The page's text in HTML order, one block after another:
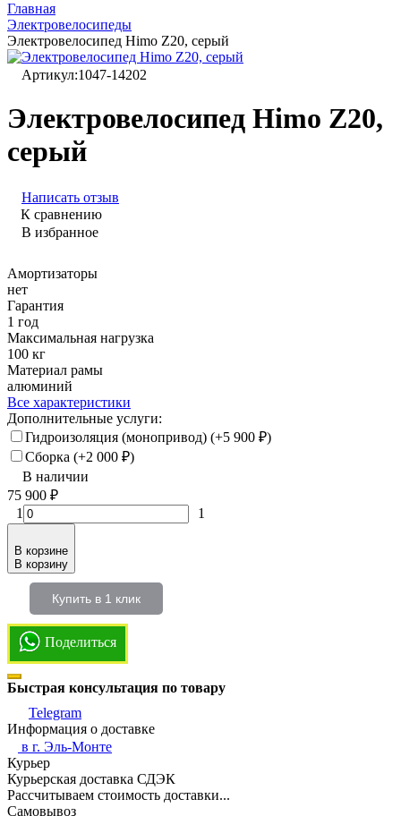
Главная
Электровелосипеды
Электровелосипед Himo Z20, серый
Артикул:1047-14202
Электровелосипед Himo Z20,
серый
Написать отзыв
К сравнению
В избранное
Амортизаторы
нет
Гарантия
1 год
Максимальная нагрузка
100 кг
Материал рамы
алюминий
Все характеристики
Дополнительные услуги:
Гидроизоляция (монопривод) (+5 900 ₽)
Сборка (+2 000 ₽)
В наличии
75 900 ₽
1
1
В корзине
В корзину
Купить в 1 клик
Поделиться
Быстрая консультация по товару
Telegram
Информация о доставке
в г. Эль-Монте
Курьер
Курьерская доставка СДЭК
Рассчитываем стоимость доставки...
Самовывоз